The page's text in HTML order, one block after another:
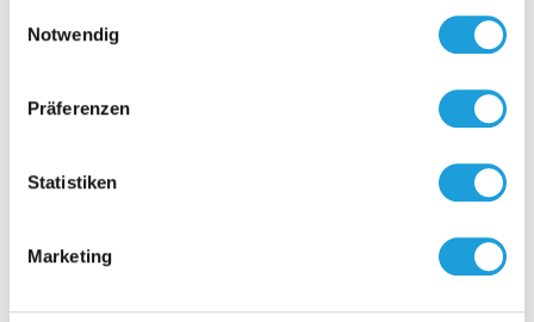
Notwendig
Präferenzen
Statistiken
Marketing